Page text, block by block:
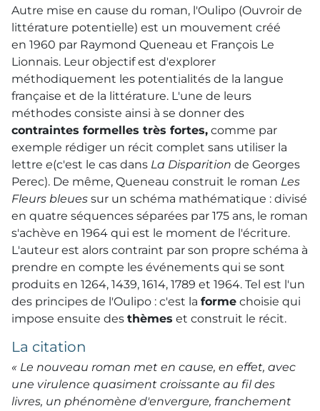
Autre mise en cause du roman, l'Oulipo (Ouvroir de
littérature potentielle) est un mouvement créé
en 1960 par Raymond Queneau et François Le
Lionnais. Leur objectif est d'explorer
méthodiquement les potentialités de la langue
française et de la littérature. L'une de leurs
méthodes consiste ainsi à se donner des
contraintes formelles très fortes, comme par
exemple rédiger un récit complet sans utiliser la
lettre e(c'est le cas dans La Disparition de Georges
Perec). De même, Queneau construit le roman Les
Fleurs bleues sur un schéma mathématique : divisé
en quatre séquences séparées par 175 ans, le roman
s'achève en 1964 qui est le moment de l'écriture.
L'auteur est alors contraint par son propre schéma à
prendre en compte les événements qui se sont
produits en 1264, 1439, 1614, 1789 et 1964. Tel est l'un
des principes de l'Oulipo : c'est la forme choisie qui
impose ensuite des thèmes et construit le récit.
La citation
« Le nouveau roman met en cause, en effet, avec
une virulence quasiment croissante au fil des
livres, un phénomène d'envergure, franchement